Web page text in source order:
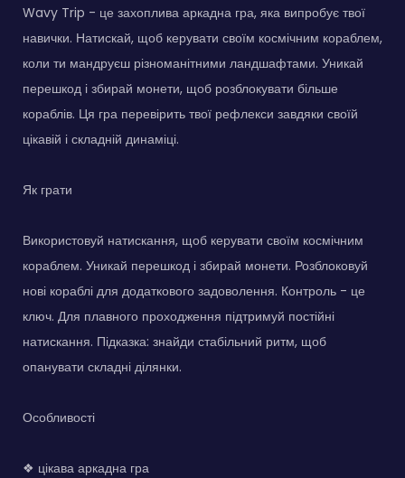
Wavy Trip - це захоплива аркадна гра, яка випробує твої
навички. Натискай, щоб керувати своїм космічним кораблем,
коли ти мандруєш різноманітними ландшафтами. Уникай
перешкод і збирай монети, щоб розблокувати більше
кораблів. Ця гра перевірить твої рефлекси завдяки своїй
цікавій і складній динаміці.
Як грати
Використовуй натискання, щоб керувати своїм космічним
кораблем. Уникай перешкод і збирай монети. Розблоковуй
нові кораблі для додаткового задоволення. Контроль - це
ключ. Для плавного проходження підтримуй постійні
натискання. Підказка: знайди стабільний ритм, щоб
опанувати складні ділянки.
Особливості
❖ цікава аркадна гра